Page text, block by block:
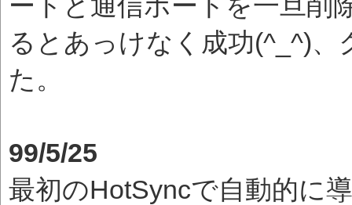
るとあっけなく成功(^_^)
た。
99/5/25
最初のHotSyncで自動的に